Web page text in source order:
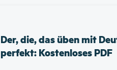
Der, die, das üben mit
perfekt: Kostenloses PDF